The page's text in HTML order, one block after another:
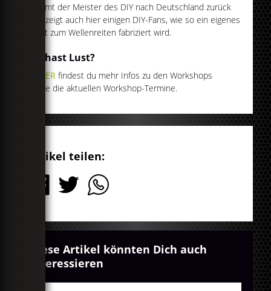
kommt der Meister des DIY nach Deutschland zurück
und zeigt auch hier einigen DIY-Fans, wie so ein eigenes
Brett zum Wellenreiten fabriziert wird.
Du hast Lust?
HIER findest du mehr Infos zu den Workshops
sowie die aktuellen Workshop-Termine.
Artikel teilen:
Diese Artikel könnten Dich auch
interessieren